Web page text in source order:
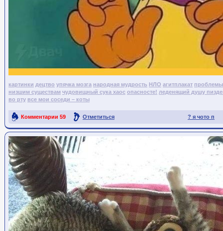
картинки децтво упячка мозга народная мудрость НЛО агитплакат проблемы
низшим существам чудовищный сука хаос опасносте! леденящий душу
во рту все мои соседи – коты
? я чото п
Комментарии 59 Отметиться
Ссылка на пост